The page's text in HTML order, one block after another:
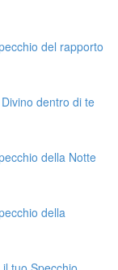
del rapporto
dentro di te
della Notte
della